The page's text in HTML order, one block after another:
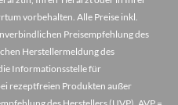
vorbehalten. Alle Preise inkl.
Preisempfehlung des
Herstellermeldung des
Informationsstelle für
rezeptfreien Produkten außer